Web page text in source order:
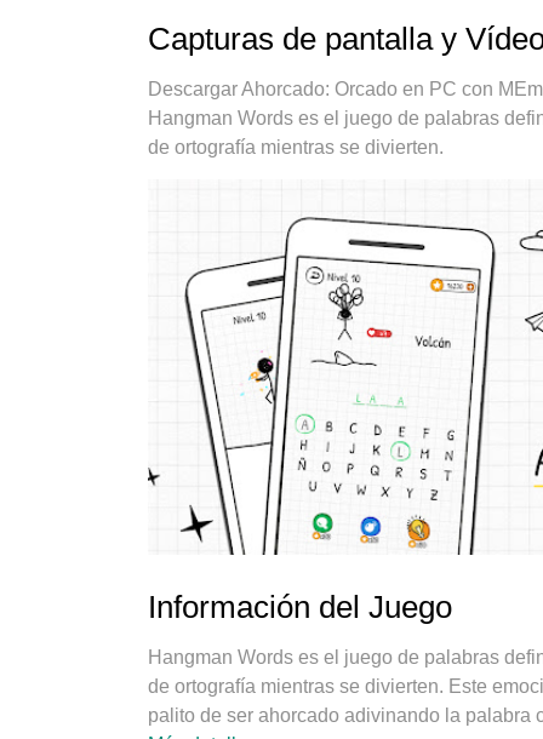
experiencia, el exquisito sistema de
verdadero juego de PC. Codificado con
posible jugar 2 o más cuentas en el mismo
emulación puede liberar todo el potencial de
cómo juegas, sino también todo el proceso
Capturas de pantalla y
Descargar Ahorcado: Orcado en PC con
Hangman Words es el juego de palabras
de ortografía mientras se divierten.
Información del Juego
Hangman Words es el juego de palabras
de ortografía mientras se divierten. Este
palito de ser ahorcado adivinando la palabra